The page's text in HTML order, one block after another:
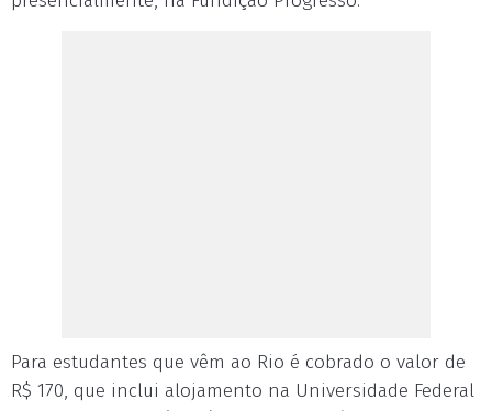
Para estudantes que vêm ao Rio é cobrado o valor de
R$ 170, que inclui alojamento na Universidade Federal